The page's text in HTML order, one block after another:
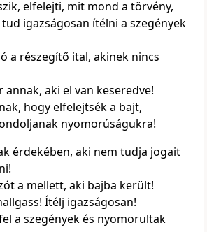
elfelejti, mit mond a törvény,
igazságosan ítélni a szegények
a részegítő ital, akinek nincs
annak, aki el van keseredve!
hogy elfelejtsék a bajt,
nyomorúságukra!
érdekében, aki nem tudja jogait
a mellett, aki bajba került!
Ítélj igazságosan!
a szegények és nyomorultak